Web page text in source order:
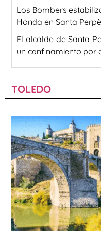
Los Bombers
Honda en Santa
El alcalde de Santa
un confinamiento por
TOLEDO